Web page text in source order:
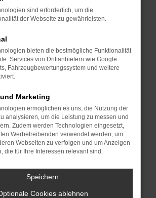
Laden bestimmter Seiten
Funktioniert die Seite in einem
oder in einem privaten
Gerät neu.
helfen, vorübergehende
beheben.
auf dem neuesten Stand
birgt nicht nur ein
sondern kann auch dazu
bestimmte Funktionen nicht mehr
werden.
an den Webseitenbetreiber.
oben genannten Schritte versucht
uns bitte. Wir werden
sind erforderlich, um die
der Webseite zu gewährleisten.
bieten die bestmögliche Funktionalität
Services von Drittanbietern wie Google
Fahrzeugbewertungssystem und weitere
Marketing
ermöglichen es uns, die Nutzung der
analysieren, um die Leistung zu messen und
Zudem werden Technologien eingesetzt,
Werbetreibenden verwendet werden, um
Webseiten zu verfolgen und um Anzeigen
die für Ihre Interessen relevant sind.
Speichern
Cookies ablehnen